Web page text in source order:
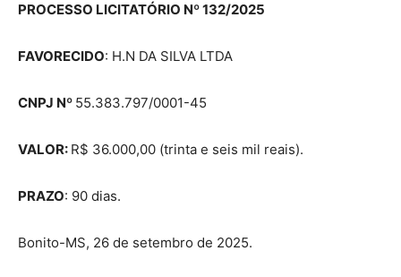
PROCESSO LICITATÓRIO Nº 132/2025
FAVORECIDO: H.N DA SILVA LTDA
CNPJ Nº 55.383.797/0001-45
VALOR: R$ 36.000,00 (trinta e seis mil reais).
PRAZO: 90 dias.
Bonito-MS, 26 de setembro de 2025.